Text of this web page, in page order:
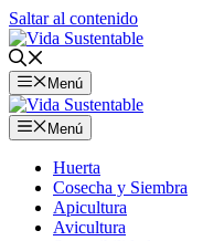
Saltar al contenido
Menú
Menú
Huerta
Cosecha y Siembra
Apicultura
Avicultura